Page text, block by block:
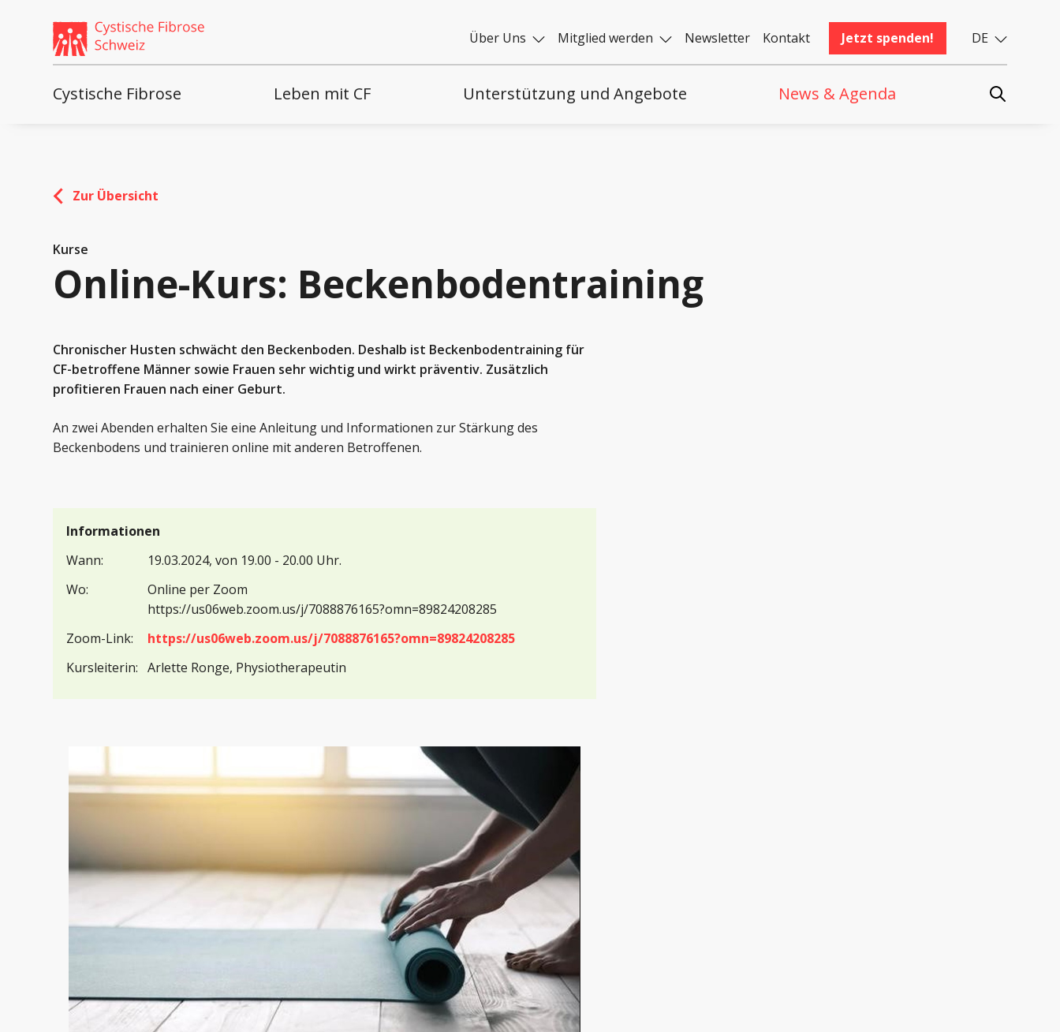
Über Uns Mitglied werden Newsletter Kontakt Jetzt spenden! DE
Cystische Fibrose Leben mit CF Unterstützung und Angebote News & Agenda
Zur Übersicht
Kurse
Online-Kurs: Beckenbodentraining
Chronischer Husten schwächt den Beckenboden. Deshalb ist Beckenbodentraining für
CF-betroffene Männer sowie Frauen sehr wichtig und wirkt präventiv. Zusätzlich
profitieren Frauen nach einer Geburt.
An zwei Abenden erhalten Sie eine Anleitung und Informationen zur Stärkung des
Beckenbodens und trainieren online mit anderen Betroffenen.
Informationen
Wann:
19.03.2024, von 19.00 - 20.00 Uhr.
Wo:
Online per Zoom
https://us06web.zoom.us/j/7088876165?omn=89824208285
Zoom-Link:
https://us06web.zoom.us/j/7088876165?omn=89824208285
Kursleiterin: Arlette Ronge, Physiotherapeutin